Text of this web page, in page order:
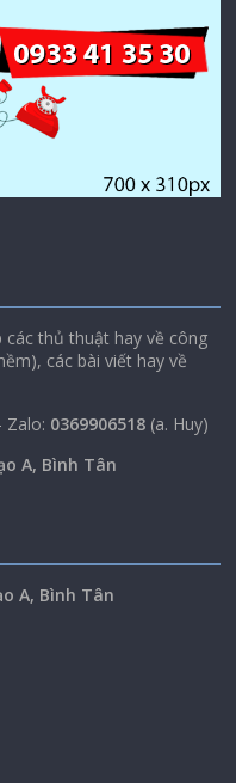
các thủ thuật hay về công
các bài viết hay về
Zalo: 0369906518 (a. Huy)
A, Bình Tân
A, Bình Tân